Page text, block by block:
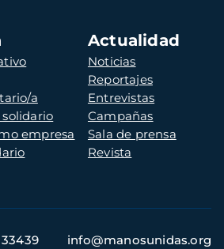
a
empresa
Actualidad
Noticias
Reportajes
Entrevistas
Campañas
Sala de prensa
Revista
info@manosunidas.org